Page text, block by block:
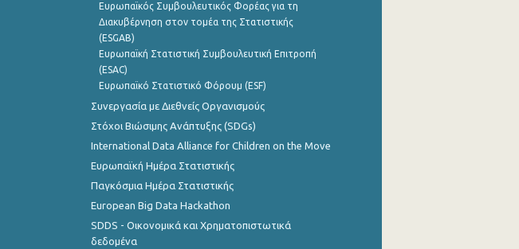
Ευρωπαϊκός Συμβουλευτικός Φορέας για τη
Διακυβέρνηση στον τομέα της Στατιστικής
(ESGAB)
Ευρωπαϊκή Στατιστική Συμβουλευτική Επιτροπή
(ESAC)
Ευρωπαϊκό Στατιστικό Φόρουμ (ESF)
Συνεργασία με Διεθνείς Οργανισμούς
Στόχοι Βιώσιμης Ανάπτυξης (SDGs)
International Data Alliance for Children on the Move
Ευρωπαϊκή Ημέρα Στατιστικής
Παγκόσμια Ημέρα Στατιστικής
European Big Data Hackathon
SDDS - Οικονομικά και Χρηματοπιστωτικά
δεδομένα